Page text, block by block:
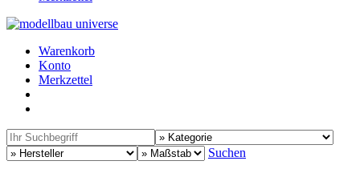
Warenkorb
Konto
Merkzettel
Suchen